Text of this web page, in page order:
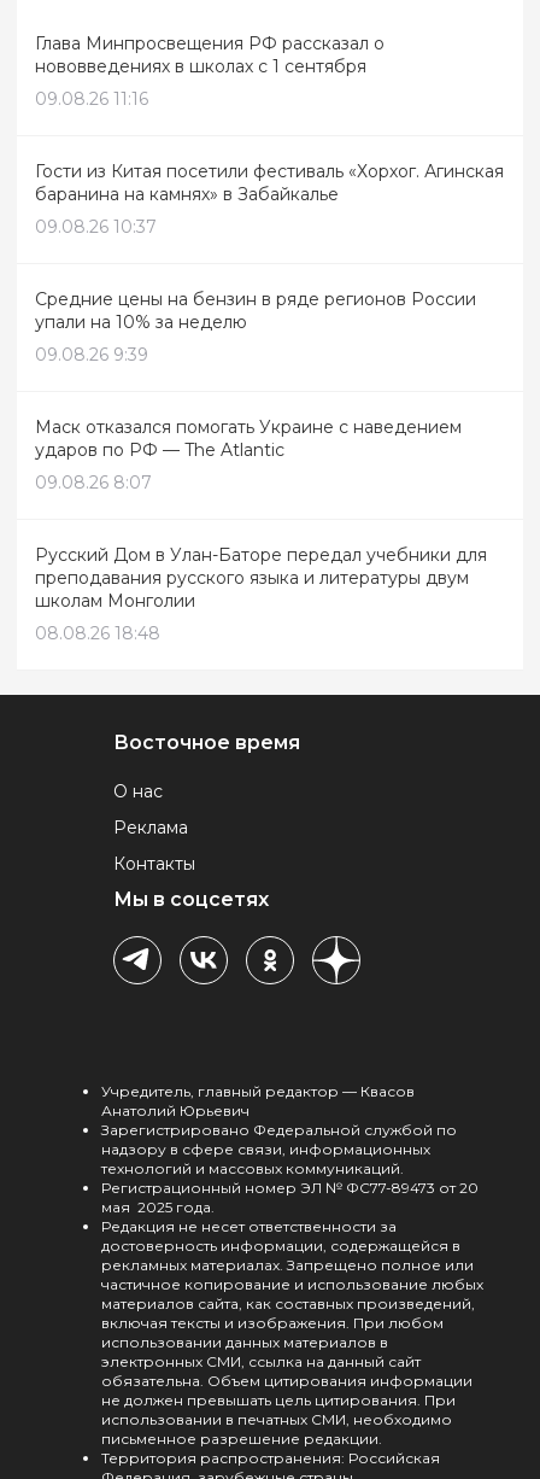
Глава Минпросвещения РФ рассказал о
нововведениях в школах с 1 сентября
09.08.26 11:16
Гости из Китая посетили фестиваль «Хорхог. Агинская
баранина на камнях» в Забайкалье
09.08.26 10:37
Средние цены на бензин в ряде регионов России
упали на 10% за неделю
09.08.26 9:39
Маск отказался помогать Украине с наведением
ударов по РФ — The Atlantic
09.08.26 8:07
Русский Дом в Улан-Баторе передал учебники для
преподавания русского языка и литературы двум
школам Монголии
08.08.26 18:48
Восточное время
О нас
Реклама
Контакты
Мы в соцсетях
Учредитель, главный редактор — Квасов
Анатолий Юрьевич
Зарегистрировано Федеральной службой по
надзору в сфере связи, информационных
технологий и массовых коммуникаций.
Регистрационный номер ЭЛ № ФС77-89473 от 20
мая 2025 года.
Редакция не несет ответственности за
достоверность информации, содержащейся в
рекламных материалах. Запрещено полное или
частичное копирование и использование любых
материалов сайта, как составных произведений,
включая тексты и изображения. При любом
использовании данных материалов в
электронных СМИ, ссылка на данный сайт
обязательна. Объем цитирования информации
не должен превышать цель цитирования. При
использовании в печатных СМИ, необходимо
письменное разрешение редакции.
Территория распространения: Российская